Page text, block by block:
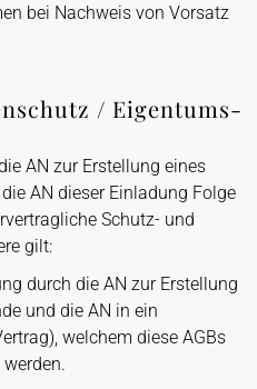
bei Nachweis von Vorsatz
/ Eigentums-
AN zur Erstellung eines
AN dieser Einladung Folge
Schutz- und
gilt:
durch die AN zur Erstellung
und die AN in ein
welchem diese AGBs